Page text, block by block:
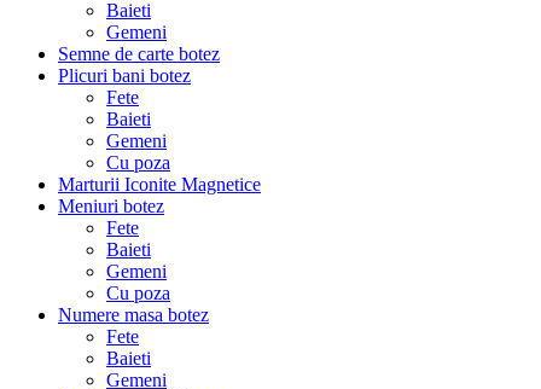
Baieti
Gemeni
Semne de carte botez
Plicuri bani botez
Fete
Baieti
Gemeni
Cu poza
Marturii Iconite Magnetice
Meniuri botez
Fete
Baieti
Gemeni
Cu poza
Numere masa botez
Fete
Baieti
Gemeni